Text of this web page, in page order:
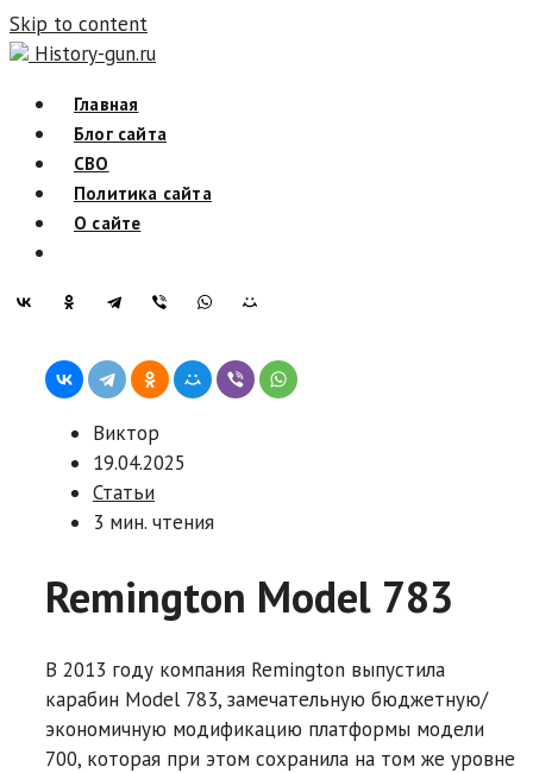
Skip to content
History-gun.ru
Главная
Блог сайта
СВО
Политика сайта
О сайте
Виктор
19.04.2025
Статьи
3 мин. чтения
Remington Model 783
В 2013 году компания Remington выпустила
карабин Model 783, замечательную бюджетную/
экономичную модификацию платформы модели
700, которая при этом сохранила на том же уровне